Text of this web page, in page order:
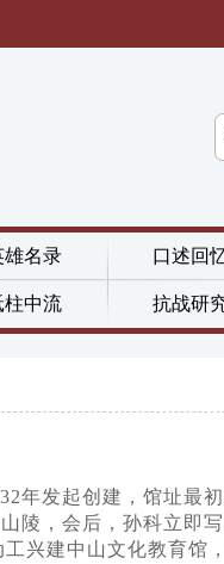
雄名录 口述回
柱中流 抗战研
年发起创建，馆址最
陵，会后，孙科立即
兴建中山文化教育馆